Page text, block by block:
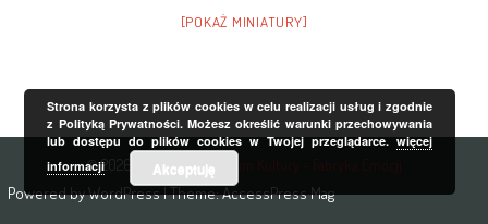
[POKAŻ MINIATURY]
© 2026 Regionalne Centrum Kultury - Fabryka Emocji
Powered byWordPress| Theme:AccessPress Mag
Strona korzysta z plików cookies w celu realizacji usług i zgodnie
z Polityką Prywatności. Możesz określić warunki przechowywania
lub dostępu do plików cookies w Twojej przeglądarce.więcej
informacji
Akceptuję